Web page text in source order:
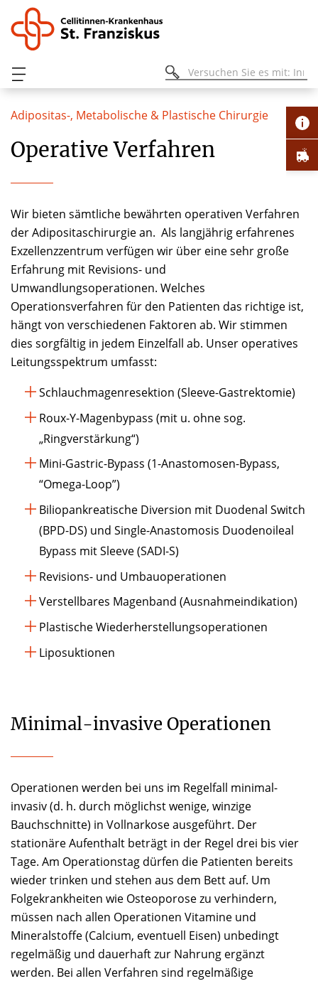
Adipositas-, Metabolische & Plastische Chirurgie
Operative Verfahren
Wir bieten sämtliche bewährten operativen Verfahren
der Adipositaschirurgie an. Als langjährig erfahrenes
Exzellenzzentrum verfügen wir über eine sehr große
Erfahrung mit Revisions- und
Umwandlungsoperationen. Welches
Operationsverfahren für den Patienten das richtige ist,
hängt von verschiedenen Faktoren ab. Wir stimmen
dies sorgfältig in jedem Einzelfall ab. Unser operatives
Leitungsspektrum umfasst:
Schlauchmagenresektion (Sleeve-Gastrektomie)
Roux-Y-Magenbypass (mit u. ohne sog.
„Ringverstärkung“)
Mini-Gastric-Bypass (1-Anastomosen-Bypass,
“Omega-Loop”)
Biliopankreatische Diversion mit Duodenal Switch
(BPD-DS) und Single-Anastomosis Duodenoileal
Bypass mit Sleeve (SADI-S)
Revisions- und Umbauoperationen
Verstellbares Magenband (Ausnahmeindikation)
Plastische Wiederherstellungsoperationen
Liposuktionen
Minimal-invasive Operationen
Operationen werden bei uns im Regelfall minimal-
invasiv (d. h. durch möglichst wenige, winzige
Bauchschnitte) in Vollnarkose ausgeführt. Der
stationäre Aufenthalt beträgt in der Regel drei bis vier
Tage. Am Operationstag dürfen die Patienten bereits
wieder trinken und stehen aus dem Bett auf. Um
Folgekrankheiten wie Osteoporose zu verhindern,
müssen nach allen Operationen Vitamine und
Mineralstoffe (Calcium, eventuell Eisen) unbedingt
regelmäßig und dauerhaft zur Nahrung ergänzt
werden. Bei allen Verfahren sind regelmäßige